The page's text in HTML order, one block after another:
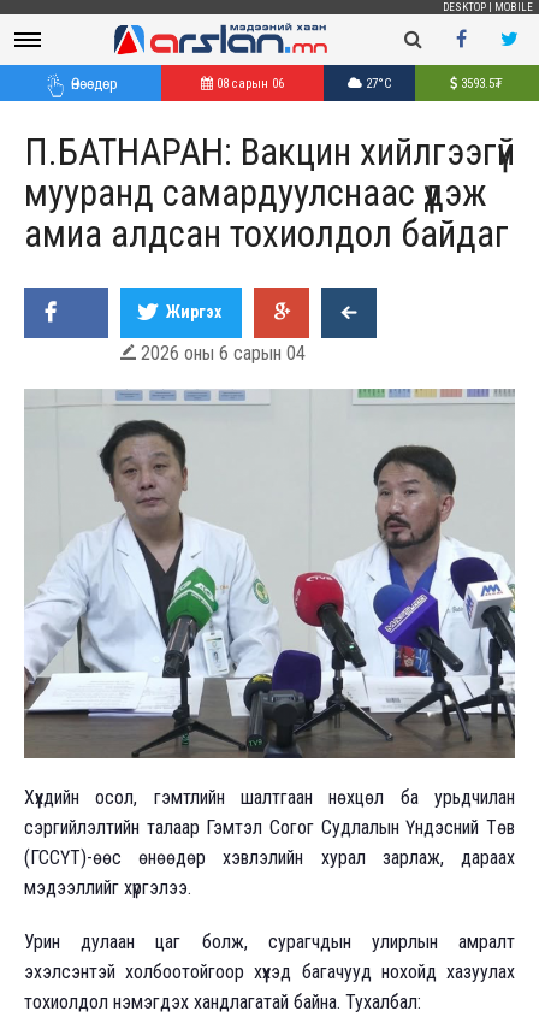
DESKTOP MOBILE
Өнөөдөр 08 сарын 06 27°C 3593.5₮
П.БАТНАРАН: Вакцин хийлгээгүй
мууранд самардуулснаас үүдэж
амиа алдсан тохиолдол байдаг
Жиргэх
 2026 оны 6 сарын 04
Хүүхдийн осол, гэмтлийн шалтгаан нөхцөл ба урьдчилан
сэргийлэлтийн талаар Гэмтэл Согог Судлалын Үндэсний Төв
(ГССҮТ)-өөс өнөөдөр хэвлэлийн хурал зарлаж, дараах
мэдээллийг хүргэлээ.
Урин дулаан цаг болж, сурагчдын улирлын амралт
эхэлсэнтэй холбоотойгоор хүүхэд багачууд нохойд хазуулах
тохиолдол нэмэгдэх хандлагатай байна. Тухалбал: